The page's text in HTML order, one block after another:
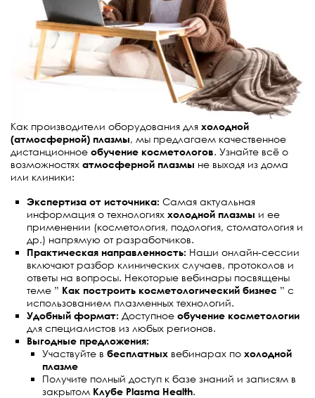
Как производители оборудования для холодной
(атмосферной) плазмы, мы предлагаем качественное
дистанционное обучение косметологов. Узнайте всё о
возможностях атмосферной плазмы не выходя из дома
или клиники:
Экспертиза от источника: Самая актуальная
информация о технологиях холодной плазмы и ее
применении (косметология, подология, стоматология и
др.) напрямую от разработчиков.
Практическая направленность: Наши онлайн-сессии
включают разбор клинических случаев, протоколов и
ответы на вопросы. Некоторые вебинары посвящены
теме ” Как построить косметологический бизнес ” с
использованием плазменных технологий.
Удобный формат: Доступное обучение косметологии
для специалистов из любых регионов.
Выгодные предложения:
Участвуйте вбесплатных вебинарах похолодной
плазме
Получите полный доступ к базе знаний и записям в
закрытом Клубе Plasma Health.